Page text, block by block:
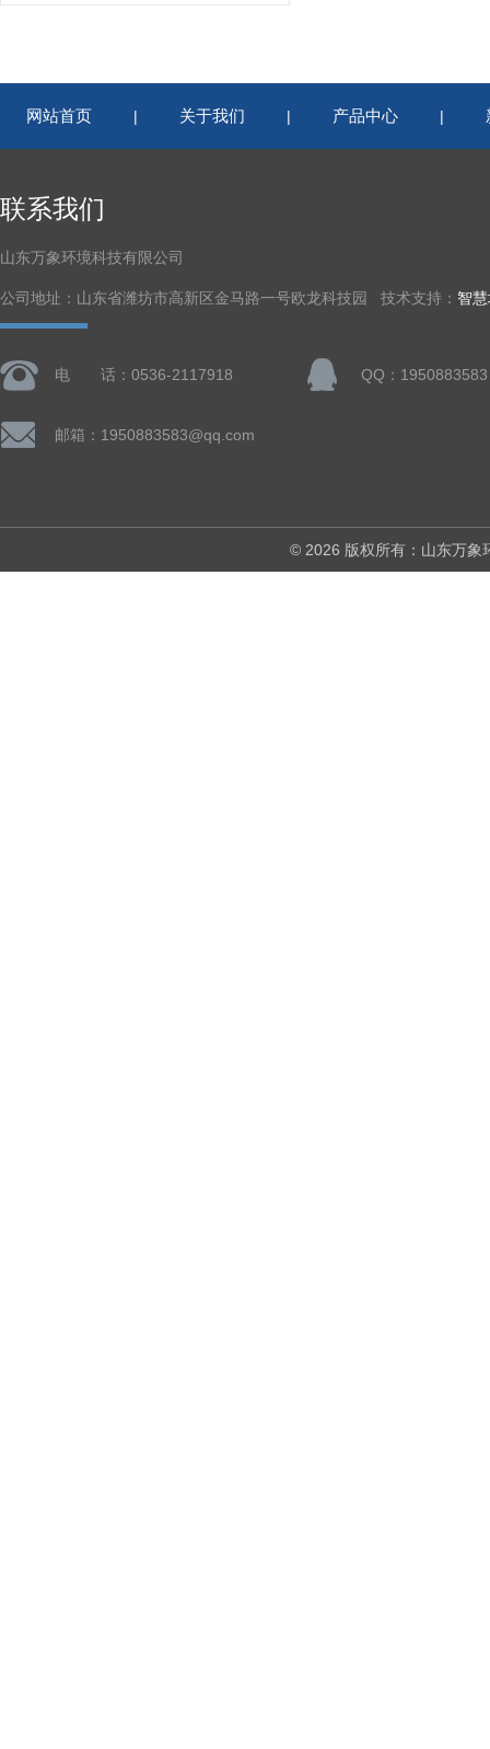
网站首页 | 关于我们 | 产品中心 |
联系我们
山东万象环境科技有限公司
公司地址：山东省潍坊市高新区金马路一号欧龙科技园 技术支持： 智
电 话：0536-2117918 QQ：1950883583
邮箱：1950883583@qq.com
© 2026 版权所有：山东万